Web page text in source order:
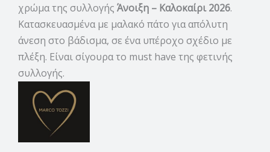
χρώμα της συλλογής Άνοιξη – Καλοκαίρι 2026.
Κατασκευασμένα με μαλακό πάτο για απόλυτη
άνεση στο βάδισμα, σε ένα υπέροχο σχέδιο με
πλέξη. Είναι σίγουρα το must have της φετινής
συλλογής.